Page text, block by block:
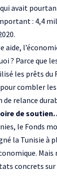
avait
: 4,4
aide,
? Parce que
les prêts du
combler
de relance
de
le Fonds
la Tunisie à
concrets